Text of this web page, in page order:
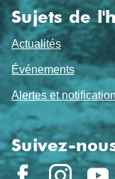
Sujets de
Actualités
Événements
Alertes et
Suivez-